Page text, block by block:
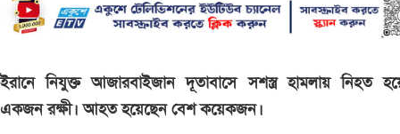
ইরানে নিযুক্ত আজারবাইজান দূতাবাসে সশস্ত্র হামলায় নিহত
একজন রক্ষী। আহত হয়েছেন বেশ কয়েকজন।